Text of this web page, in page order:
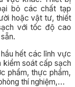
bỏ các chất tạp
hoặc vật tư, thiết
với tốc độ cao
hết các lĩnh vực
soát cấp sạch
phẩm, thực phẩm,
thí nghiệm,…